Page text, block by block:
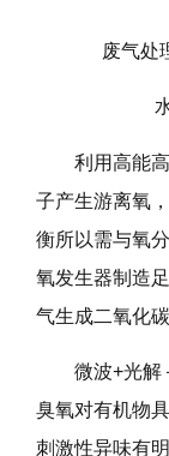
废气处
利用高能
子产生游离氧
衡所以需与氧
氧发生器制造
气生成二氧化
微波+光
臭氧对有机物
刺激性异味有